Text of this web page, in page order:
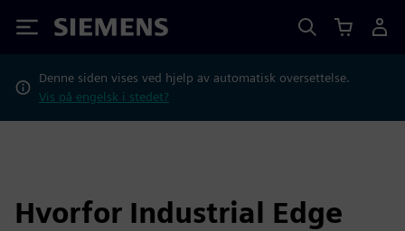
Siemens
Denne siden vises ved hjelp av automatisk oversettelse.
Vis på engelsk i stedet?
Hvorfor Industrial Edge